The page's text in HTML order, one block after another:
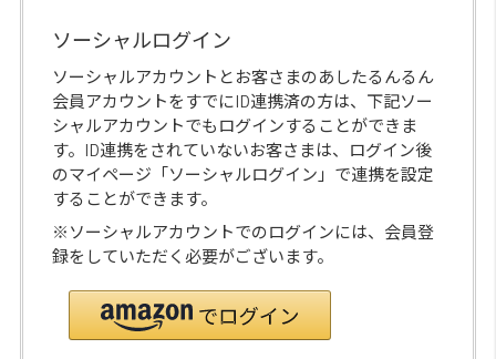
ソーシャルログイン
ソーシャルアカウントとお客さまのあしたるんるん
会員アカウントをすでにID連携済の方は、下記ソー
シャルアカウントでもログインすることができま
す。ID連携をされていないお客さまは、ログイン後
のマイページ「ソーシャルログイン」で連携を設定
することができます。
※ソーシャルアカウントでのログインには、会員登
録をしていただく必要がございます。